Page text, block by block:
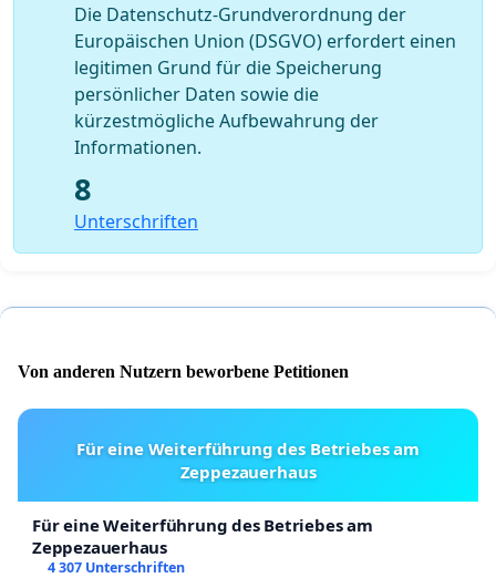
Die Datenschutz-Grundverordnung der
Europäischen Union (DSGVO) erfordert einen
legitimen Grund für die Speicherung
persönlicher Daten sowie die
kürzestmögliche Aufbewahrung der
Informationen.
8
Unterschriften
Von anderen Nutzern beworbene Petitionen
Für eine Weiterführung des Betriebes am
Zeppezauerhaus
Für eine Weiterführung des Betriebes am
Zeppezauerhaus
4 307 Unterschriften